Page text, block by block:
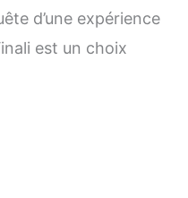
d’une expérience
est un choix